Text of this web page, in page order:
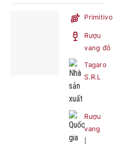
Primitivo
Rượu
vang đỏ
Tagaro
S.R.L
Rượu
vang